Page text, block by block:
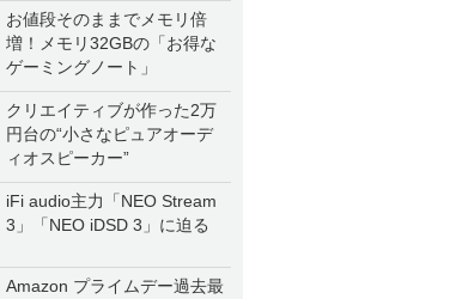
お値段そのままでメモリ倍
増！メモリ32GBの「お得な
ゲーミングノート」
クリエイティブが作った2万
円台の“小さなピュアオーデ
ィオスピーカー”
iFi audio主力「NEO Stream
3」「NEO iDSD 3」に迫る
Amazon プライムデー過去最